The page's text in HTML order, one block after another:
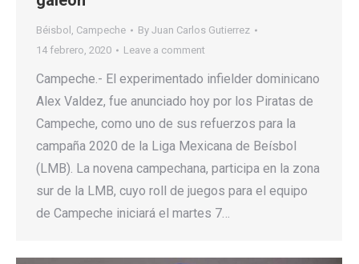
Béisbol , Campeche By Juan Carlos Gutierrez
14 febrero, 2020
Leave a comment
Campeche.- El experimentado infielder dominicano
Alex Valdez, fue anunciado hoy por los Piratas de
Campeche, como uno de sus refuerzos para la
campaña 2020 de la Liga Mexicana de Beísbol
(LMB). La novena campechana, participa en la zona
sur de la LMB, cuyo roll de juegos para el equipo
de Campeche iniciará el martes 7…